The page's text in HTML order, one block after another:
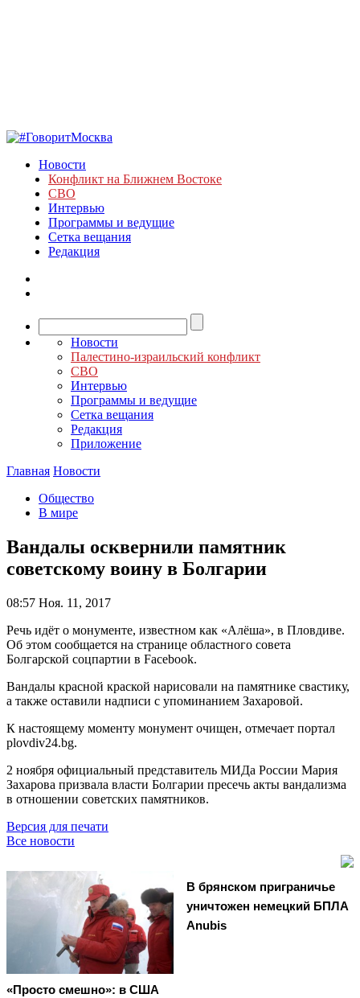
Новости
Конфликт на Ближнем Востоке
СВО
Интервью
Программы и ведущие
Сетка вещания
Редакция
Новости
Палестино-израильский конфликт
СВО
Интервью
Программы и ведущие
Сетка вещания
Редакция
Приложение
Главная Новости
Общество
В мире
Вандалы осквернили памятник
советскому воину в Болгарии
08:57 Ноя. 11, 2017
Речь идёт о монументе, известном как «Алёша», в Пловдиве.
Об этом сообщается на странице областного совета
Болгарской соцпартии в Facebook.
Вандалы красной краской нарисовали на памятнике свастику,
а также оставили надписи с упоминанием Захаровой.
К настоящему моменту монумент очищен, отмечает портал
plovdiv24.bg.
2 ноября официальный представитель МИДа России Мария
Захарова призвала власти Болгарии пресечь акты вандализма
в отношении советских памятников.
Версия для печати
Все новости
«Просто смешно»: в США
В брянском приграничье
уничтожен немецкий БПЛА
Anubis